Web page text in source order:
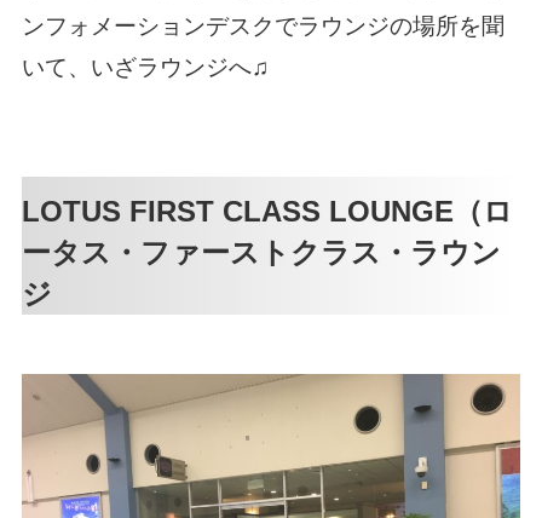
ンフォメーションデスクでラウンジの場所を聞
いて、いざラウンジへ♫
LOTUS FIRST CLASS LOUNGE（ロ
ータス・ファーストクラス・ラウン
ジ